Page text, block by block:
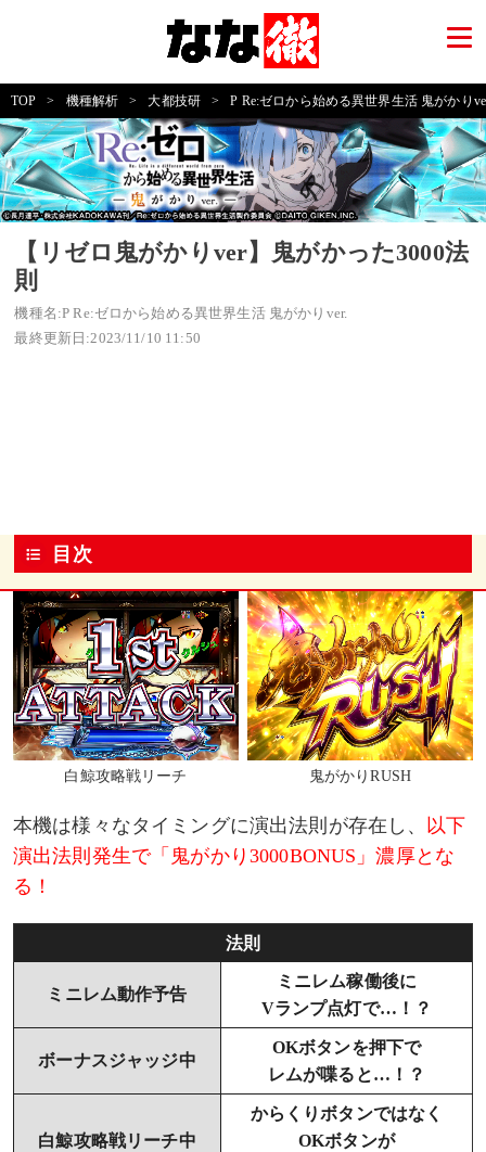
TOP > 機種解析 > 大都技研 > P Re:ゼロから始める異世界生活 鬼がかり
【リゼロ鬼がかりver】鬼がかった3000法
則
機種名:P Re:ゼロから始める異世界生活 鬼がかりver.
最終更新日:2023/11/10 11:50
目次
白鯨攻略戦リーチ 鬼がかりRUSH
本機は様々なタイミングに演出法則が存在し、 以下
演出法則発生で「鬼がかり3000BONUS」濃厚とな
る！
法則
ミニレム動作予告
ミニレム稼働後に
Vランプ点灯で…！？
ボーナスジャッジ中
OKボタンを押下で
レムが喋ると…！？
白鯨攻略戦リーチ中
からくりボタンではなく
OKボタンが